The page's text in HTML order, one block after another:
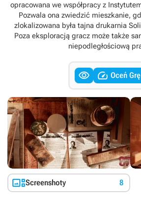
opracowana we współpracy z
Pozwala ona zwiedzić mieszkanie,
zlokalizowana była tajna drukarnia
Poza eksploracją gracz może także
niepodległościową
  Oceń Grę
Screenshoty 8